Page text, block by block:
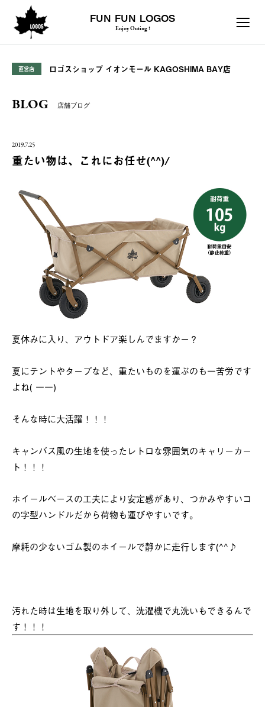
FUN FUN LOGOS
Enjoy Outing !
直営店 ロゴスショップ イオンモール KAGOSHIMA BAY店
BLOG 店舗ブログ
2019.7.25
重たい物は、これにお任せ(^^)/
夏休みに入り、アウトドア楽しんでますかー？
夏にテントやタープなど、重たいものを運ぶのも一苦労です
よね( 一一)
そんな時に大活躍！！！
キャンバス風の生地を使ったレトロな雰囲気のキャリーカー
ト！！！
ホイールベースの工夫により安定感があり、つかみやすいコ
の字型ハンドルだから荷物も運びやすいです。
摩耗の少ないゴム製のホイールで静かに走行します(^^♪
汚れた時は生地を取り外して、洗濯機で丸洗いもできるんで
す！！！